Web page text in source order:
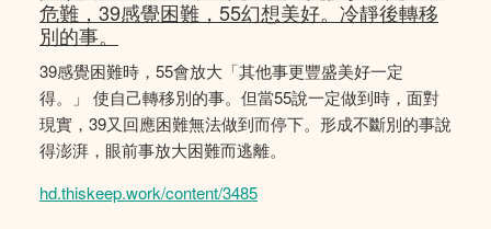
危難，39感覺困難，55幻想美好。冷靜後轉移
別的事。
39感覺困難時，55會放大「其他事更豐盛美好一定
得。」 使自己轉移別的事。但當55說一定做到時，面對
現實，39又回應困難無法做到而停下。形成不斷別的事說
得澎湃，眼前事放大困難而逃離。
hd.thiskeep.work/content/3485